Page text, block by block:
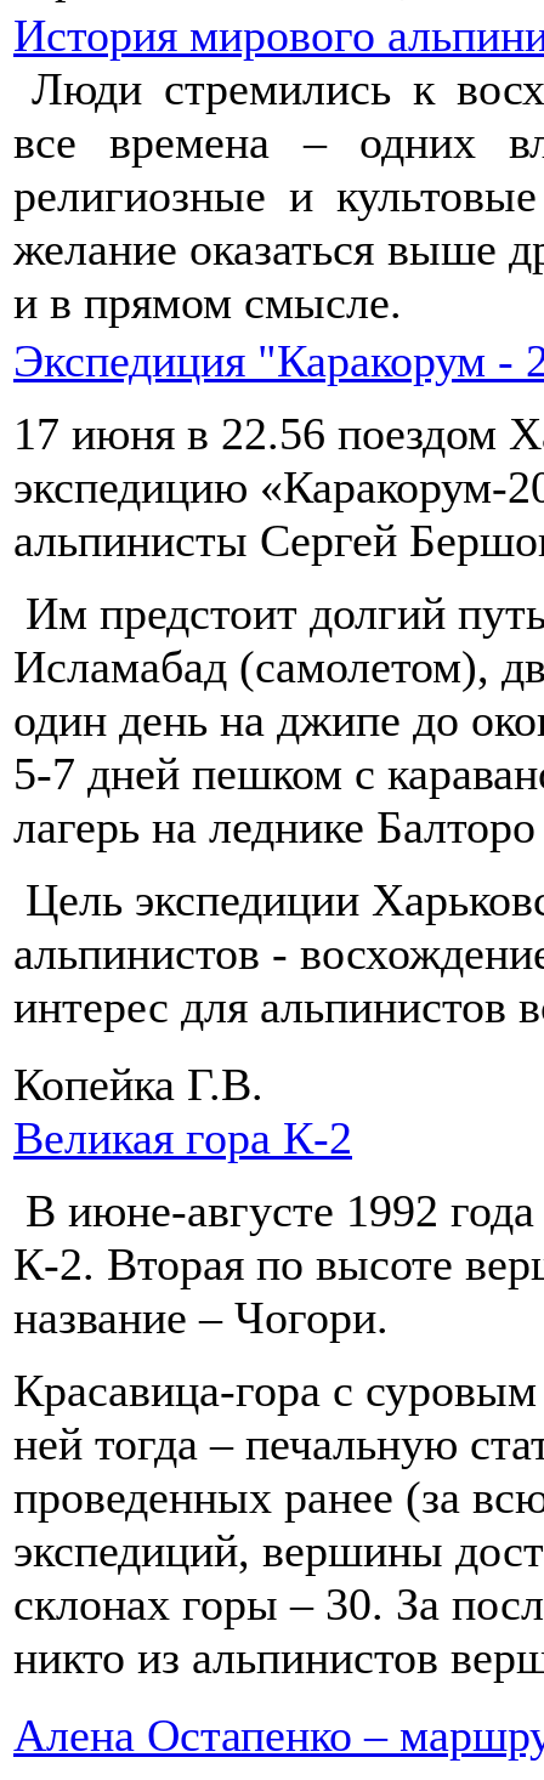
История мирового
Люди стремились к
все времена – одних
религиозные и
желание оказаться выше
и в прямом смысле.
Экспедиция "Каракорум -
17 июня в 22.56 поездом
экспедицию «Каракорум-
альпинисты Сергей
Им предстоит долгий
Исламабад (самолетом),
один день на джипе до
5-7 дней пешком с
лагерь на леднике
Цель экспедиции
альпинистов -
интерес для альпинистов
Копейка Г.В.
Великая гора К-2
В июне-августе 1992
К-2. Вторая по высоте
название – Чогори.
Красавица-гора с
ней тогда – печальную
проведенных ранее (за
экспедиций, вершины
склонах горы – 30. За
никто из альпинистов
Алена Остапенко –